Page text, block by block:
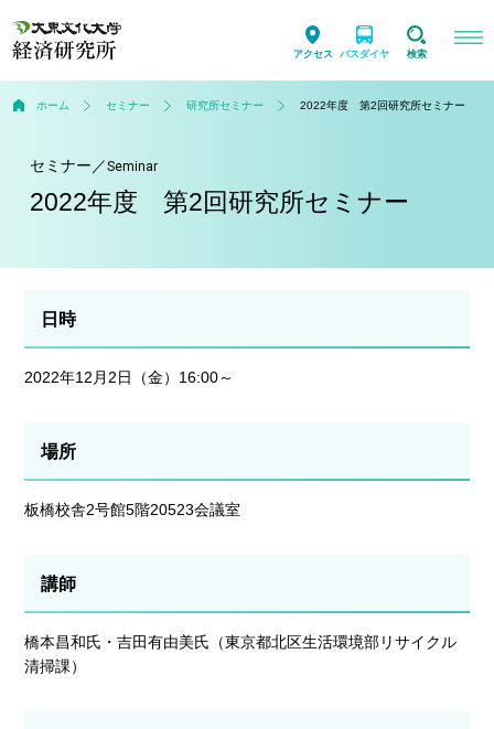
アクセス バスダイヤ 検索
ホーム セミナー 研究所セミナー 2022年度 第2回研究所セミナー
セミナー ／Seminar
2022年度 第2回研究所セミナー
日時
2022年12月2日（金）16:00～
場所
板橋校舎2号館5階20523会議室
講師
橋本昌和氏・吉田有由美氏（東京都北区生活環境部リサイクル
清掃課）